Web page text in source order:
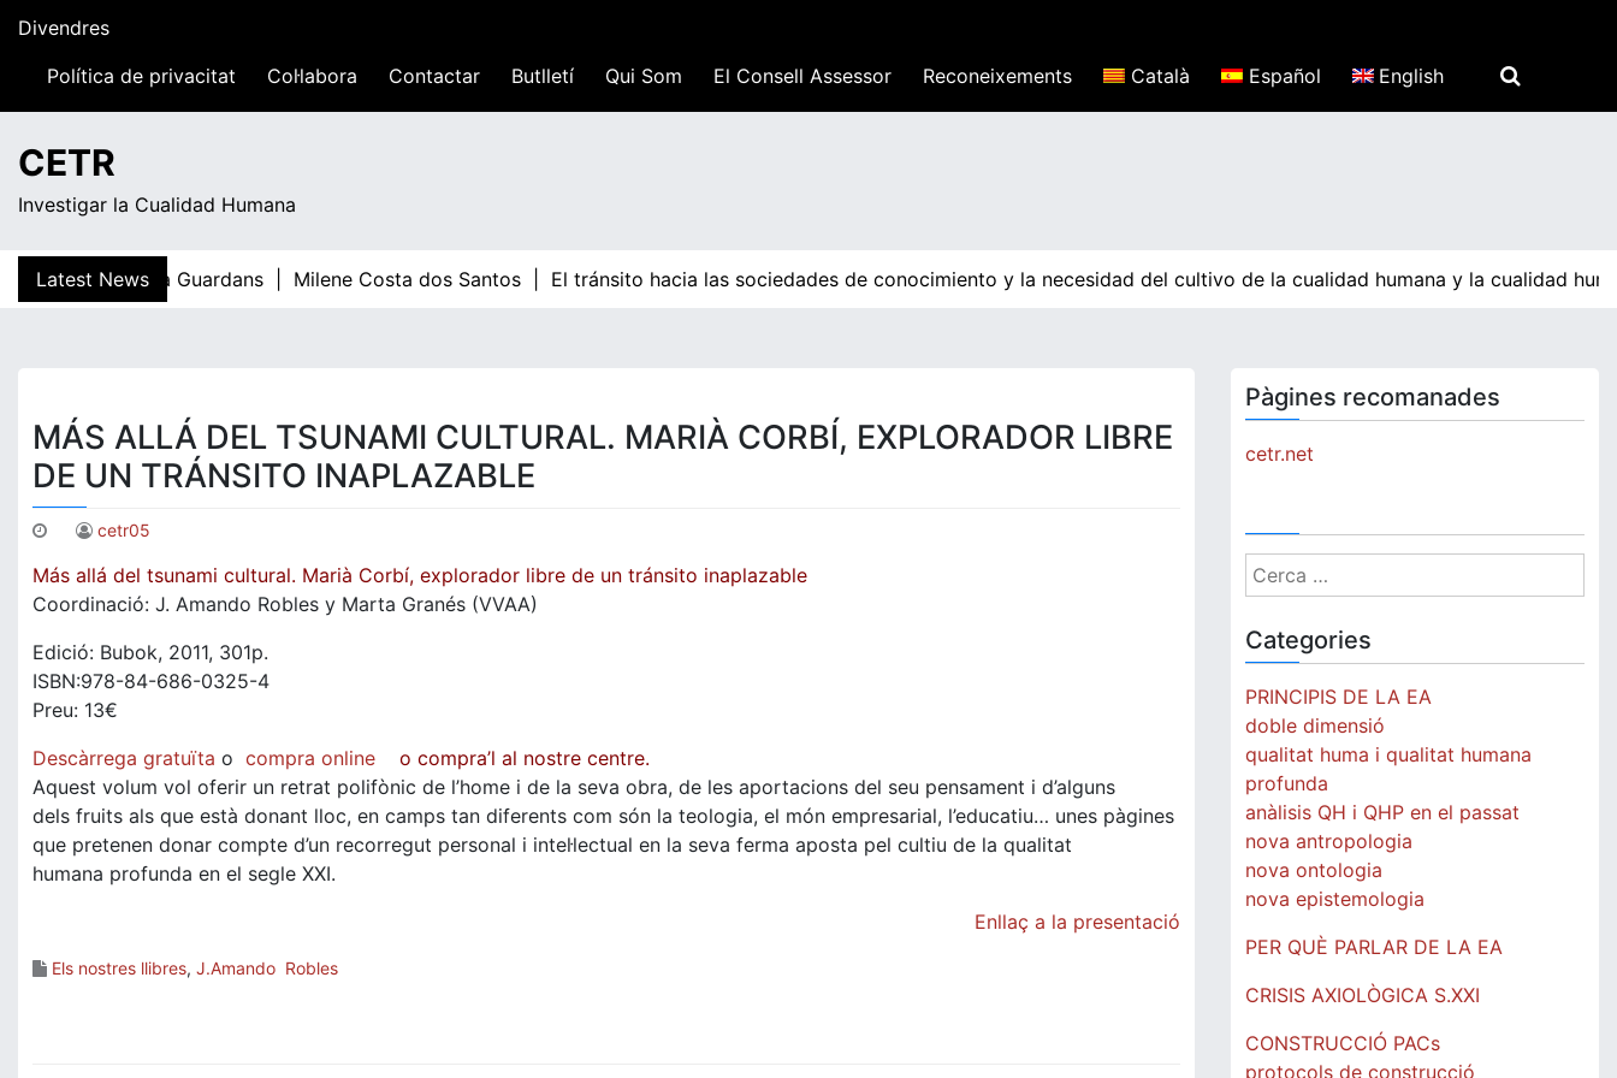
content
Divendres
07:11Política de privacitat Col·labora Contactar Butlletí Qui Som El Consell Assessor Reconeixements Català Español English
CETR
Investigar la Cualidad Humana
Latest NewsTeresa Guardans | Milene Costa dos Santos | El tránsito hacia las sociedades de conocimiento y la necesidad del cultivo de la cualidad humana y la cualidad
MÁS ALLÁ DEL TSUNAMI CULTURAL. MARIÀ CORBÍ, EXPLORADOR LIBRE
DE UN TRÁNSITO INAPLAZABLE
cetr05
Más allá del tsunami cultural. Marià Corbí, explorador libre de un tránsito inaplazable
Coordinació: J. Amando Robles y Marta Granés (VVAA)
Edició: Bubok, 2011, 301p.
ISBN:978-84-686-0325-4
Preu: 13€
Descàrrega gratuïta o compra online
o compra’l al nostre centre.
Aquest volum vol oferir un retrat polifònic de l’home i de la seva obra, de les aportacions del seu pensament i d’alguns
dels fruits als que està donant lloc, en camps tan diferents com són la teologia, el món empresarial, l’educatiu… unes pàgines
que pretenen donar compte d’un recorregut personal i intel·lectual en la seva ferma aposta pel cultiu de la qualitat
humana profunda en el segle XXI.
Enllaç a la presentació
Els nostres llibres, J.Amando Robles
Pàgines recomanades
cetr.net
Cerca:
Categories
PRINCIPIS DE LA EA
doble dimensió
qualitat huma i qualitat humana
profunda
anàlisis QH i QHP en el passat
nova antropologia
nova ontologia
nova epistemologia
PER QUÈ PARLAR DE LA EA
CRISIS AXIOLÒGICA S.XXI
CONSTRUCCIÓ PACs
protocols de construcció